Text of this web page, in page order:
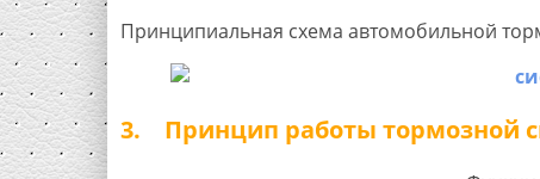
Принципиальная схема автомобильной
3. Принцип работы тормозной